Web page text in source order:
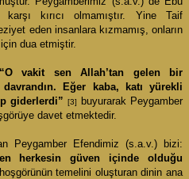
kırıcı olmamıştır. Yine Taif
eden insanlara kızmamış, onların
dua etmiştir.
“O vakit sen Allah’tan gelen bir
Eğer kaba, katı yürekli
giderlerdi” [3] buyurarak Peygamber
davet etmektedir.
Peygamber Efendimiz (s.a.v.) bizi:
herkesin güven içinde olduğu
temelini oluşturan dinin ana